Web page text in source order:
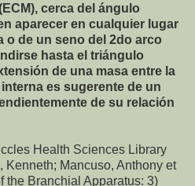
cerca del ángulo
aparecer en cualquier lugar
o de un seno del 2do arco
hasta el triángulo
de una masa entre la
es sugerente de un
de su relación
Health Sciences Library
Kenneth; Mancuso, Anthony et
the Branchial Apparatus: 3)